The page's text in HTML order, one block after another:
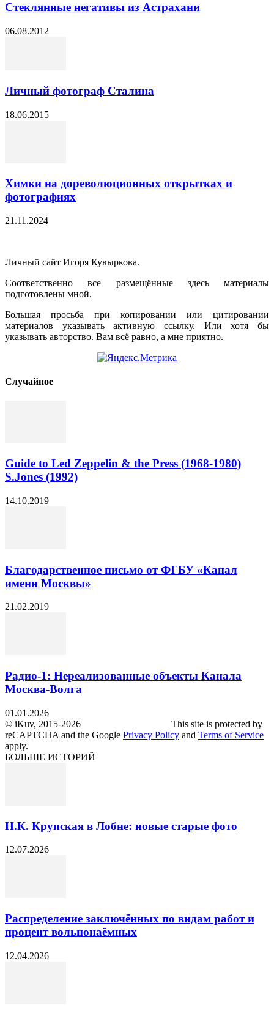
Стеклянные негативы из Астрахани
06.08.2012
Личный фотограф Сталина
18.06.2015
Химки на дореволюционных открытках и
фотографиях
21.11.2024
Личный сайт Игоря Кувыркова.
Соответственно все размещённые здесь материалы
подготовлены мной.
Большая просьба при копировании или цитировании
материалов указывать активную ссылку. Или хотя бы
указывать авторство. Вам всё равно, а мне приятно.
Cлучайное
Guide to Led Zeppelin & the Press (1968-1980)
S.Jones (1992)
14.10.2019
Благодарственное письмо от ФГБУ «Канал
имени Москвы»
21.02.2019
Радио-1: Нереализованные объекты Канала
Москва-Волга
01.01.2026
© iKuv, 2015-2026 This site is protected by
reCAPTCHA and the Google Privacy Policy and Terms of Service
apply.
БОЛЬШЕ ИСТОРИЙ
Н.К. Крупская в Лобне: новые старые фото
12.07.2026
Распределение заключённых по видам работ и
процент вольнонаёмных
12.04.2026